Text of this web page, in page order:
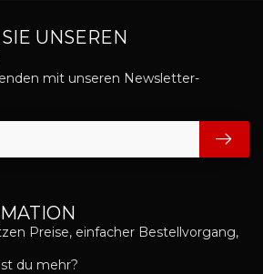
Preise, einfacher Bestellvorgang,
du mehr?
UNSEREN
mit unseren Newsletter-